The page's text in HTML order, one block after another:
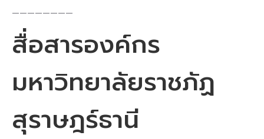
————————
สื่อสารองค์กร
มหาวิทยาลัยราชภัฏ
สุราษฎร์ธานี